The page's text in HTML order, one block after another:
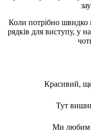
Коли потрібно швидко
рядків для виступу, у
Красивий,
Тут
Ми любим